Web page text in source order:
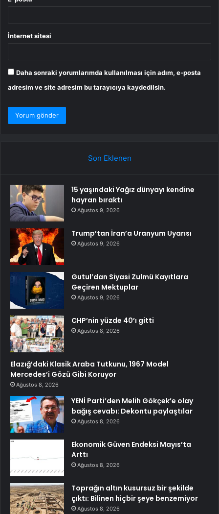
İnternet sitesi
Daha sonraki yorumlarımda kullanılması için adım, e-posta
adresim ve site adresim bu tarayıcıya kaydedilsin.
Son Eklenen
15 yaşındaki Yağız dünyayı kendine
hayran bıraktı
Ağustos 9, 2026
Trump’tan İran’a Uranyum Uyarısı
Ağustos 9, 2026
Gutul’dan Siyasi Zulmü Kayıtlara
Geçiren Mektuplar
Ağustos 9, 2026
CHP’nin yüzde 40’ı gitti
Ağustos 8, 2026
Elazığ’daki Klasik Araba Tutkunu, 1967 Model
Mercedes’i Gözü Gibi Koruyor
Ağustos 8, 2026
YENİ Parti’den Melih Gökçek’e olay
bağış cevabı: Dekontu paylaştılar
Ağustos 8, 2026
Ekonomik Güven Endeksi Mayıs’ta
Arttı
Ağustos 8, 2026
Toprağın altın kusursuz bir şekilde
çıktı: Bilinen hiçbir şeye benzemiyor
Ağustos 8, 2026